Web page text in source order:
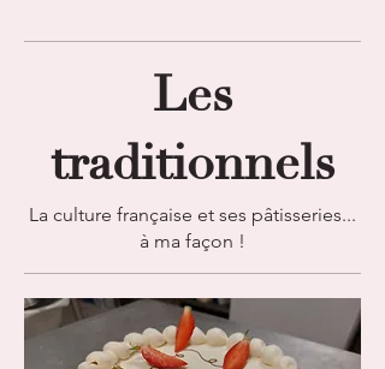
Les
traditionnels
La culture française et ses pâtisseries...
à ma façon !